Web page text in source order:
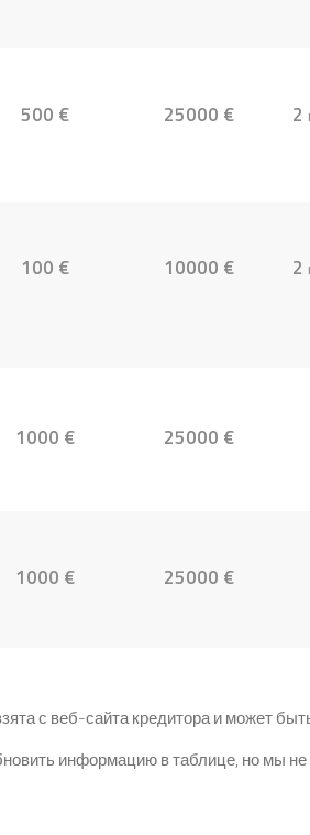
500 € 25000 € 2
100 € 10000 € 2
1000 € 25000 €
1000 € 25000 €
с веб-сайта кредитора и может
информацию в таблице, но мы